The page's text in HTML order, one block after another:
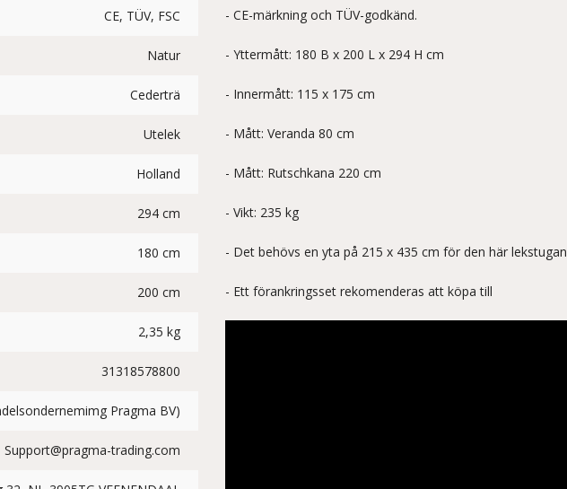
CE, TÜV, FSC
Natur
Cederträ
Utelek
Holland
294 cm
180 cm
200 cm
2,35 kg
31318578800
Pragma BV)
Support@pragma-trading.com
- CE-märkning och TÜV-godkänd.
- Yttermått: 180 B x 200 L x 294 H cm
- Innermått: 115 x 175 cm
- Mått: Veranda 80 cm
- Mått: Rutschkana 220 cm
- Vikt: 235 kg
- Det behövs en yta på 215 x 435 cm för den här lekstugan
- Ett förankringsset rekomenderas att köpa till